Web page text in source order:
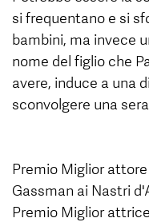
si frequentano e si
bambini, ma invece
nome del figlio che
avere, induce a una
sconvolgere una
Premio Miglior
Gassman ai Nastri
Premio Miglior